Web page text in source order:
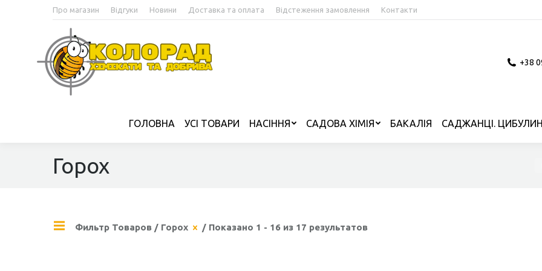
Про магазин Відгуки Новини Доставка та оплата Відстеження замовлення Контакти
+38
ГОЛОВНА УСІ ТОВАРИ НАСІННЯ САДОВА ХІМІЯ БАКАЛІЯ САДЖАНЦІ.
Горох
Фильтр Товаров / Горох / Показано 1 - 16 из 17 результатов